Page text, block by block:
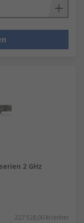
2 GHz
227 528,00 kr/enhet